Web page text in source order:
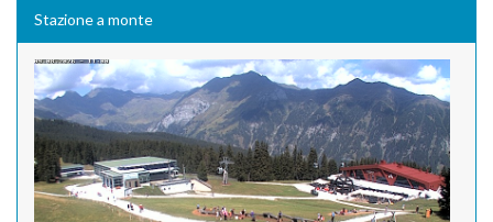
Stazione a monte